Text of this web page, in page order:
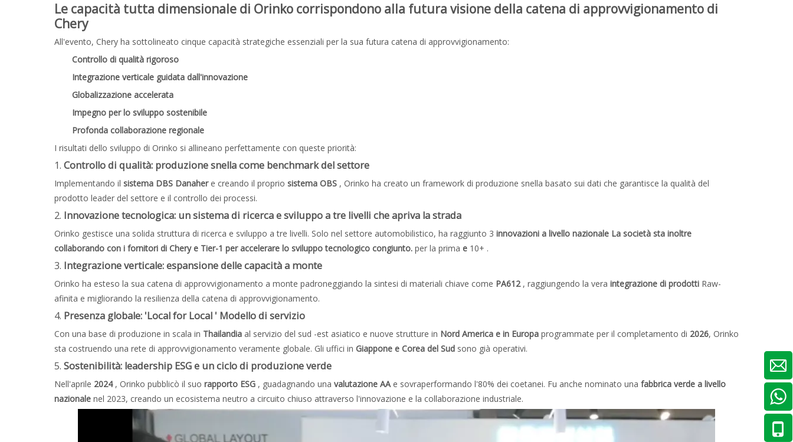
Le capacità tutta dimensionale di Orinko corrispondono alla futura visione della catena di approvvigionamento di
Chery
All'evento, Chery ha sottolineato cinque capacità strategiche essenziali per la sua futura catena di approvvigionamento:
Controllo di qualità rigoroso
Integrazione verticale guidata dall'innovazione
Globalizzazione accelerata
Impegno per lo sviluppo sostenibile
Profonda collaborazione regionale
I risultati dello sviluppo di Orinko si allineano perfettamente con queste priorità:
1. Controllo di qualità: produzione snella come benchmark del settore
Implementando il sistema DBS Danaher e creando il proprio sistema OBS , Orinko ha creato un framework di produzione snella basato sui dati che garantisce la qualità del
prodotto leader del settore e il controllo dei processi.
2. Innovazione tecnologica: un sistema di ricerca e sviluppo a tre livelli che apriva la strada
Orinko gestisce una solida struttura di ricerca e sviluppo a tre livelli. Solo nel settore automobilistico, ha raggiunto 3 innovazioni a livello nazionale La società sta inoltre
collaborando con i fornitori di Chery e Tier-1 per accelerare lo sviluppo tecnologico congiunto. per la prima e 10+ .
3. Integrazione verticale: espansione delle capacità a monte
Orinko ha esteso la sua catena di approvvigionamento a monte padroneggiando la sintesi di materiali chiave come PA612 , raggiungendo la vera integrazione di prodotti Raw-
afinita e migliorando la resilienza della catena di approvvigionamento.
4. Presenza globale: 'Local for Local ' Modello di servizio
Con una base di produzione in scala in Thailandia al servizio del sud -est asiatico e nuove strutture in Nord America e in Europa programmate per il completamento di 2026, Orinko
sta costruendo una rete di approvvigionamento veramente globale. Gli uffici in Giappone e Corea del Sud sono già operativi.
5. Sostenibilità: leadership ESG e un ciclo di produzione verde
Nell'aprile 2024 , Orinko pubblicò il suo rapporto ESG , guadagnando una valutazione AA e sovraperformando l'80% dei coetanei. Fu anche nominato una fabbrica verde a livello
nazionale nel 2023, creando un ecosistema neutro a circuito chiuso attraverso l'innovazione e la collaborazione industriale.